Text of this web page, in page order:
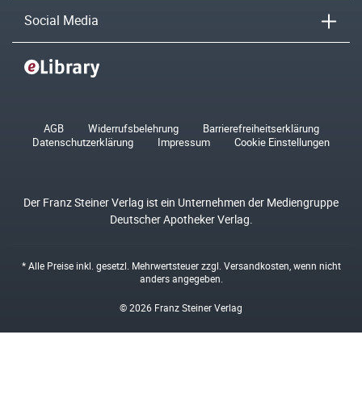
Social Media
AGB Widerrufsbelehrung
Barrierefreiheitserklärung
Datenschutzerklärung
Impressum Cookie Einstellungen
Der Franz Steiner Verlag ist ein Unternehmen der Mediengruppe
Deutscher Apotheker Verlag.
* Alle Preise inkl. gesetzl. Mehrwertsteuer zzgl. Versandkosten , wenn nicht
anders angegeben.
© 2026 Franz Steiner Verlag